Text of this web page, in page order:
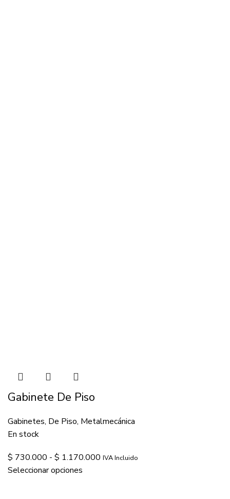
Gabinete De Piso
Gabinetes, De Piso, Metalmecánica
En stock
$ 730.000 - $ 1.170.000 IVA Incluido
Seleccionar opciones